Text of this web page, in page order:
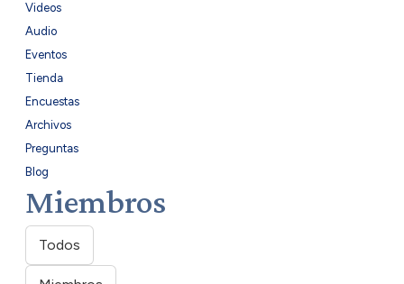
Videos
Audio
Eventos
Tienda
Encuestas
Archivos
Preguntas
Blog
Miembros
Todos